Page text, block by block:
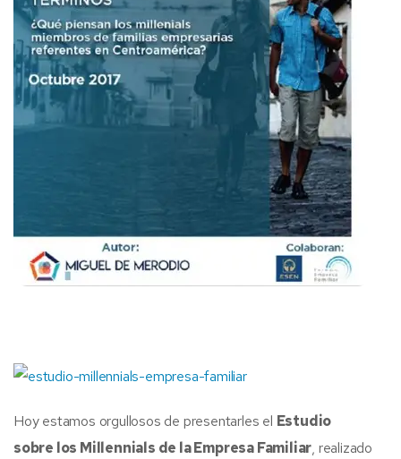
Hoy estamos orgullosos de presentarles el Estudio
sobre los Millennials de la Empresa Familiar, realizado